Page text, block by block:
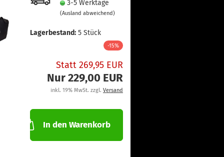
3-5 Werktage
(Ausland abweichend)
Lagerbestand: 5Stück
-15%
Statt 269,95 EUR
Nur 229,00 EUR
inkl. 19% MwSt. zzgl. Versand
In den Warenkorb